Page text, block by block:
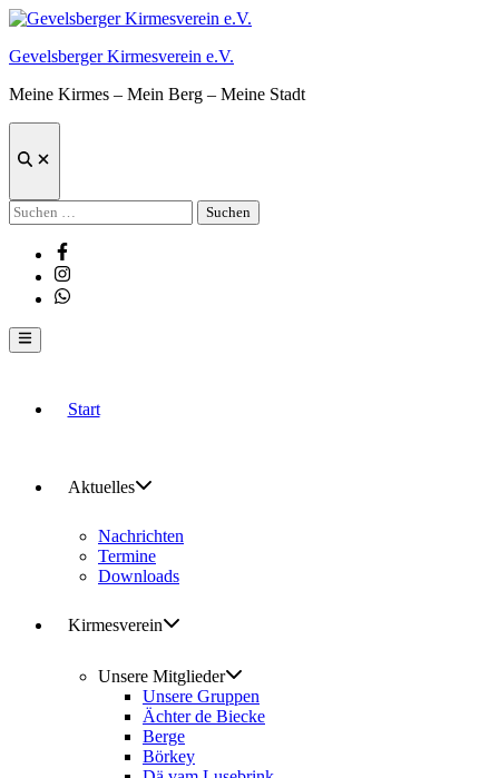
Zum
springen
Gevelsberger Kirmesverein e.V.
Meine Kirmes – Mein Berg – Meine Stadt
Suche
Suchen
nach:
Facebook
Instagram
Whatsapp
Hauptmenü
Start
Aktuelles
Nachrichten
Termine
Downloads
Kirmesverein
Unsere Mitglieder
Unsere Gruppen
Ächter de Biecke
Berge
Börkey